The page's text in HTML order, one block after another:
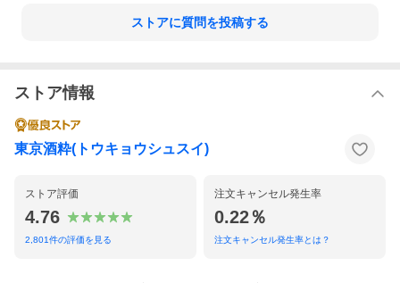
ストアに質問を投稿する
ストア情報
東京酒粋(トウキョウシュスイ)
ストア評価
4.76
2,801件の評価を見る
注文キャンセル発生率
0.22％
注文キャンセル発生率とは？